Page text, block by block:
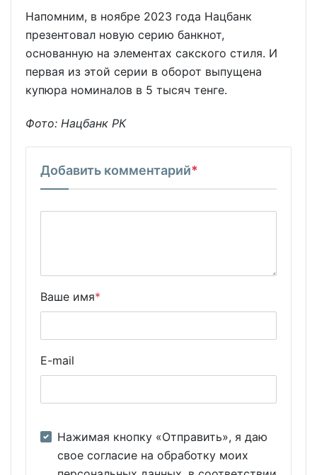
Напомним, в ноябре 2023 года Нацбанк
презентовал новую серию банкнот,
основанную на элементах сакского стиля. И
первая из этой серии в оборот выпущена
купюра номиналов в 5 тысяч тенге.
Фото: Нацбанк РК
Добавить комментарий*
Ваше имя*
E-mail
Нажимая кнопку «Отправить», я даю
свое согласие на обработку моих